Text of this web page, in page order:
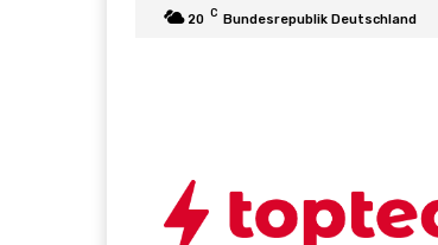
20 C Bundesrepublik Deutschland